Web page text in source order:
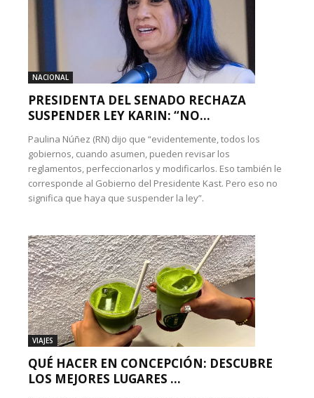
NACIONAL
PRESIDENTA DEL SENADO RECHAZA
SUSPENDER LEY KARIN: “NO...
Paulina Núñez (RN) dijo que “evidentemente, todos los
gobiernos, cuando asumen, pueden revisar los
reglamentos, perfeccionarlos y modificarlos. Eso también le
corresponde al Gobierno del Presidente Kast. Pero eso no
significa que haya que suspender la ley”.
VIAJES
QUÉ HACER EN CONCEPCIÓN: DESCUBRE
LOS MEJORES LUGARES ...